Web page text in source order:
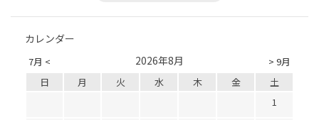
カレンダー
7月 < > 9月
2026年8月
日 月 火 水 木 金
土
1